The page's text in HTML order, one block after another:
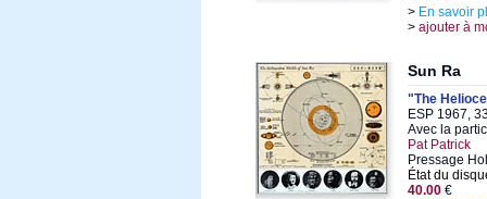
> En savoir
> ajouter à
Sun Ra
"The
ESP 1967,
Avec la
Pat Patrick
Pressage
État du
40.00 €